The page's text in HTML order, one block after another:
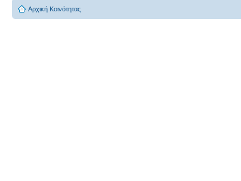
Αρχική Κοινότητας